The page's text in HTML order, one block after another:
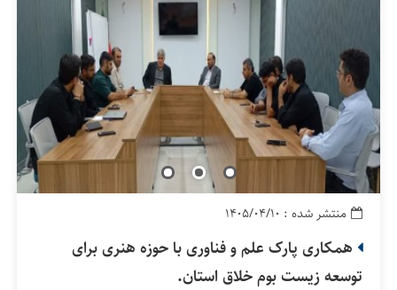
منتشر شده : ۱۴۰۵/۰۴/۱۰
همکاری پارک علم و فناوری با حوزه هنری برای
توسعه زیست بوم خلاق استان.